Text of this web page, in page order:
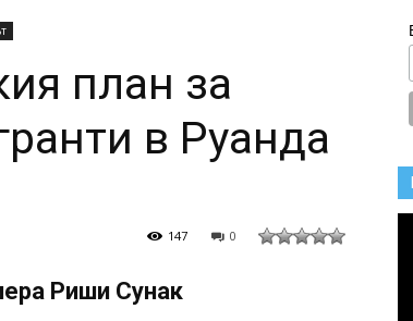
план за
в Руанда
0
147
Риши Сунак